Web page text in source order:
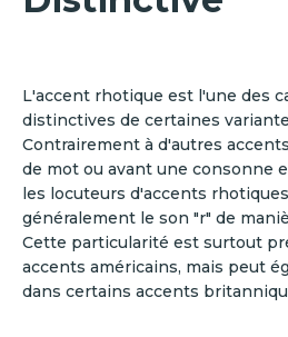
L'accent rhotique est l'une des
distinctives de certaines
Contrairement à d'autres
de mot ou avant une consonne
les locuteurs d'accents
généralement le son "r" de
Cette particularité est surtout
accents américains, mais peut
dans certains accents